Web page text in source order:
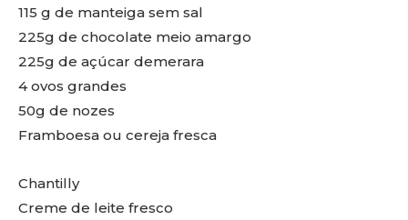
115 g de manteiga sem sal
225g de chocolate meio amargo
225g de açúcar demerara
4 ovos grandes
50g de nozes
Framboesa ou cereja fresca
Chantilly
Creme de leite fresco